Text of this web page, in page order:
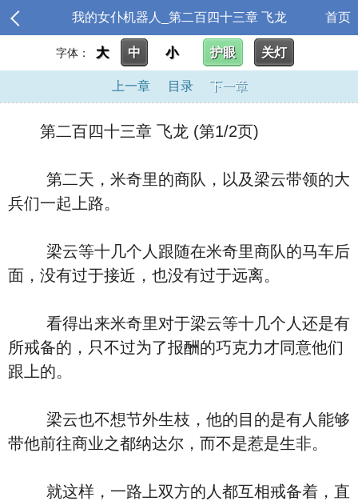
我的女仆机器人_第二百四十三章 飞龙 首页
字体： 大 中 小 护眼 关灯
上一章 目录 下一章
第二百四十三章 飞龙 (第1/2页)
第二天，米奇里的商队，以及梁云带领的大
兵们一起上路。
梁云等十几个人跟随在米奇里商队的马车后
面，没有过于接近，也没有过于远离。
看得出来米奇里对于梁云等十几个人还是有
所戒备的，只不过为了报酬的巧克力才同意他们
跟上的。
梁云也不想节外生枝，他的目的是有人能够
带他前往商业之都纳达尔，而不是惹是生非。
就这样，一路上双方的人都互相戒备着，直